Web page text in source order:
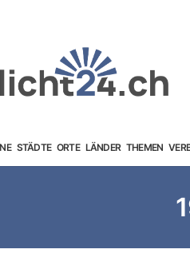
STÄDTE ORTE LÄNDER THEMEN